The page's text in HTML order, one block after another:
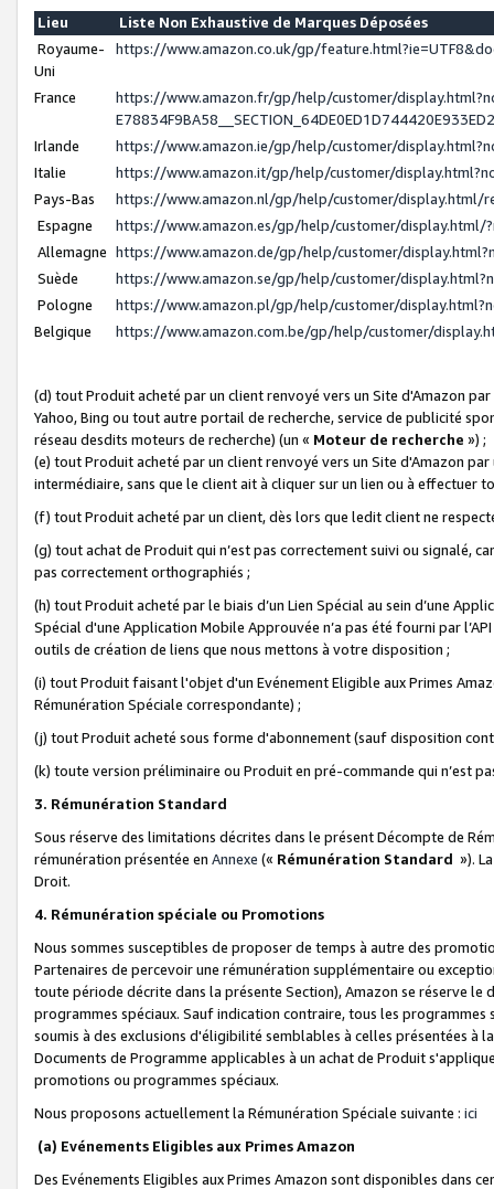
Lieu
Liste Non Exhaustive de Marques Déposées
Royaume-
Uni
https://www.amazon.co.uk/gp/
France
https://www.amazon.fr/gp/help/customer/
Irlande
https://www.amazon.ie/gp/help/customer/
Italie
https://www.amazon.it/gp/help/customer/
Pays-Bas
https://www.amazon.nl/gp/help/customer/display.html/
Espagne
https://www.amazon.es/gp/help/customer/display.html/
Allemagne https://www.amazon.de/gp/help/customer/
Suède
https://www.amazon.se/gp/help/customer/
Pologne
https://www.amazon.pl/gp/help/customer/
Belgique
https://www.amazon.com.be/gp/help/customer/
(d) tout Produit acheté par un client renvoyé vers un Site d'Amazon
Yahoo, Bing ou tout autre portail de recherche, service de publicité
réseau desdits moteurs de recherche) (un « Moteur de recherche ») ;
(e) tout Produit acheté par un client renvoyé vers un Site d'Amazon
intermédiaire, sans que le client ait à cliquer sur un lien ou à
(f) tout Produit acheté par un client, dès lors que ledit client ne
(g) tout achat de Produit qui n’est pas correctement suivi ou signalé,
pas correctement orthographiés ;
(h) tout Produit acheté par le biais d’un Lien Spécial au sein d’une
Spécial d'une Application Mobile Approuvée n’a pas été fourni par
outils de création de liens que nous mettons à votre disposition ;
(i) tout Produit faisant l'objet d'un Evénement Eligible aux Primes
Rémunération Spéciale correspondante) ;
(j) tout Produit acheté sous forme d'abonnement (sauf disposition
(k) toute version préliminaire ou Produit en pré-commande qui n’est
3. Rémunération Standard
Sous réserve des limitations décrites dans le présent Décompte de
rémunération présentée en Annexe (« Rémunération Standard »).
Droit.
4. Rémunération spéciale ou Promotions
Nous sommes susceptibles de proposer de temps à autre des
Partenaires de percevoir une rémunération supplémentaire ou
toute période décrite dans la présente Section), Amazon se réserve
programmes spéciaux. Sauf indication contraire, tous les
soumis à des exclusions d'éligibilité semblables à celles présentées à
Documents de Programme applicables à un achat de Produit
promotions ou programmes spéciaux.
Nous proposons actuellement la Rémunération Spéciale suivante : ici
(a) Evénements Eligibles aux Primes Amazon
Des Evénements Eligibles aux Primes Amazon sont disponibles dans